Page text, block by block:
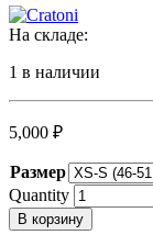
На складе:
1 в наличии
5,000 ₽
Размер
Quantity
В корзину